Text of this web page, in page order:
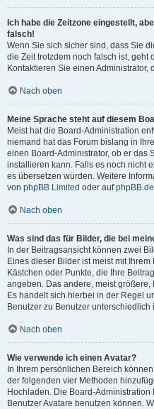
Ich habe die Zeitzone eingestellt,
falsch!
Wenn Sie sich sicher sind, dass Sie
die Zeit trotzdem noch falsch ist, geht
Kontaktieren Sie einen
Nach oben
Meine Sprache steht auf diesem
Meist hat die Board-Administration
niemand hat das Forum bislang in
einen Board-Administrator, ob er das
installieren kann. Falls es noch nicht
es übersetzen würden. Weitere
von phpBB Limited oder aufphpBB.de
Nach oben
Was sind das für Bilder, die bei
In der Beitragsansicht können zwei
Eines dieser Bilder ist meist mit
Kästchen oder Punkte, die Ihre
angeben. Das andere, meist größere,
Es handelt sich hierbei in der Regel
Benutzer zu Benutzer unterschiedlich
Nach oben
Wie verwende ich einen Avatar?
In Ihrem persönlichen Bereich
der folgenden vier Methoden
Hochladen. Die Board-
Benutzer Avatare benutzen können.